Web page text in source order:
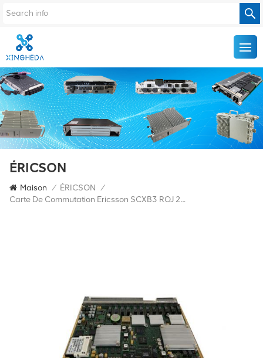
ÉRICSON
Maison / ÉRICSON /
Carte De Commutation Ericsson SCXB3 ROJ 208 395/1 R7C